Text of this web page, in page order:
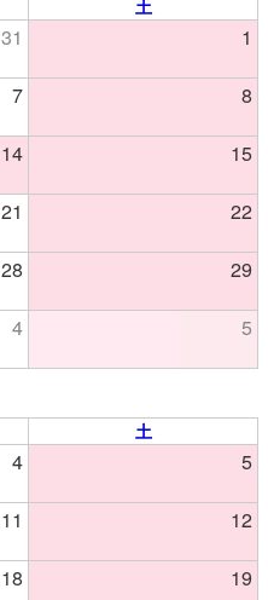
土
31 1
7 8
14 15
21 22
28 29
4 5
土
4 5
11 12
18 19